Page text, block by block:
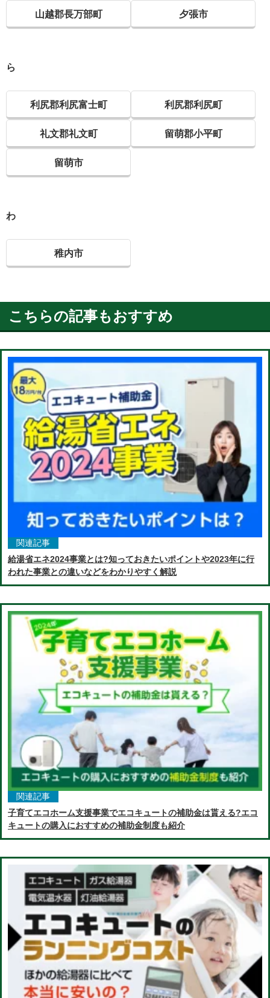
山越郡長万部町 夕張市
ら
利尻郡利尻富士町 利尻郡利尻町
礼文郡礼文町 留萌郡小平町
留萌市
わ
稚内市
こちらの記事もおすすめ
関連記事
給湯省エネ2024事業とは?知っておきたいポイントや2023年に行
われた事業との違いなどをわかりやすく解説
関連記事
子育てエコホーム支援事業でエコキュートの補助金は貰える?エコ
キュートの購入におすすめの補助金制度も紹介